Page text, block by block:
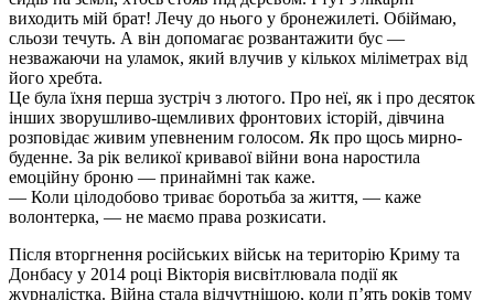
виходить мій брат! Лечу до нього у бронежилеті. Обіймаю,
сльози течуть. А він допомагає розвантажити бус —
незважаючи на уламок, який влучив у кількох міліметрах від
його хребта.
Це була їхня перша зустріч з лютого. Про неї, як і про десяток
інших зворушливо-щемливих фронтових історій, дівчина
розповідає живим упевненим голосом. Як про щось мирно-
буденне. За рік великої кривавої війни вона наростила
емоційну броню — принаймні так каже.
— Коли цілодобово триває боротьба за життя, — каже
волонтерка, — не маємо права розкисати.
Після вторгнення російських військ на територію Криму та
Донбасу у 2014 році Вікторія висвітлювала події як
журналістка. Війна стала відчутнішою, коли п’ять років тому